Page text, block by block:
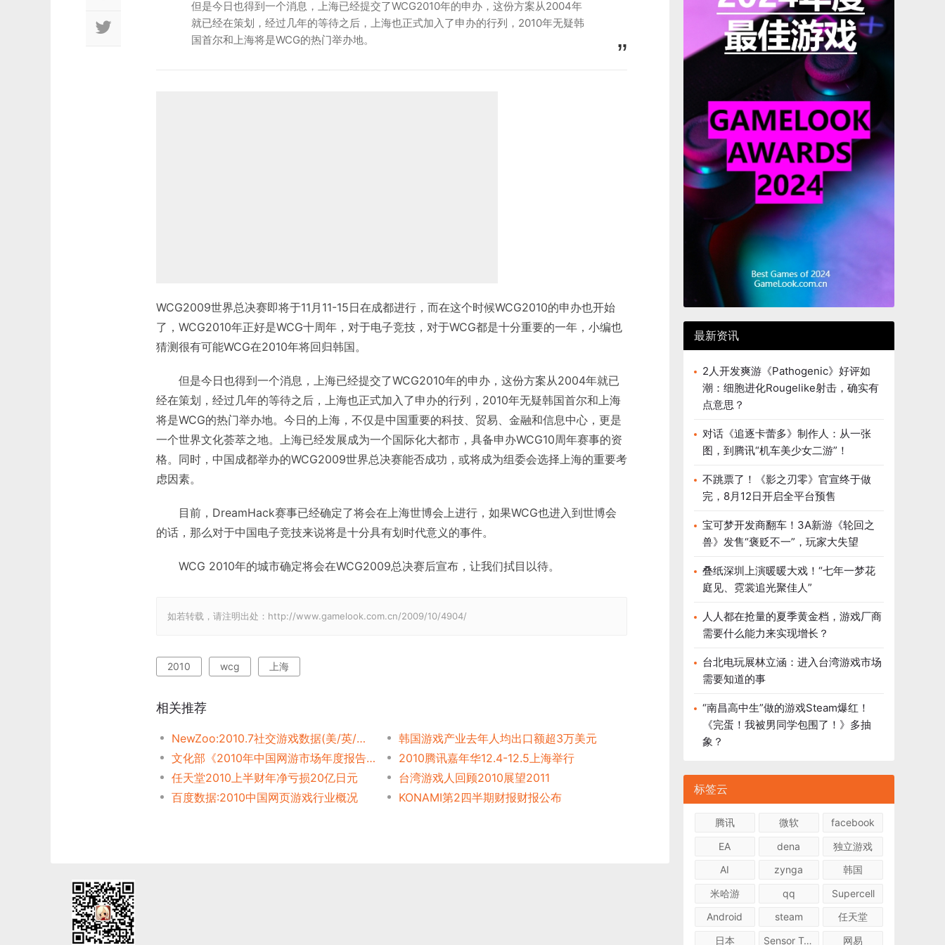
但是今日也得到一个消息，上海已经提交了WCG2010年的申办，这份方案从2004年
就已经在策划，经过几年的等待之后，上海也正式加入了申办的行列，2010年无疑韩
国首尔和上海将是WCG的热门举办地。
WCG2009世界总决赛即将于11月11-15日在成都进行，而在这个时候WCG2010的申办也开始
了，WCG2010年正好是WCG十周年，对于电子竞技，对于WCG都是十分重要的一年，小编也
猜测很有可能WCG在2010年将回归韩国。
但是今日也得到一个消息，上海已经提交了WCG2010年的申办，这份方案从2004年就已
经在策划，经过几年的等待之后，上海也正式加入了申办的行列，2010年无疑韩国首尔和上海
将是WCG的热门举办地。今日的上海，不仅是中国重要的科技、贸易、金融和信息中心，更是
一个世界文化荟萃之地。上海已经发展成为一个国际化大都市，具备申办WCG10周年赛事的资
格。同时，中国成都举办的WCG2009世界总决赛能否成功，或将成为组委会选择上海的重要考
虑因素。
目前，DreamHack赛事已经确定了将会在上海世博会上进行，如果WCG也进入到世博会
的话，那么对于中国电子竞技来说将是十分具有划时代意义的事件。
WCG 2010年的城市确定将会在WCG2009总决赛后宣布，让我们拭目以待。
如若转载，请注明出处：http://www.gamelook.com.cn/2009/10/4904/
2010 wcg 上海
相关推荐
NewZoo:2010.7社交游戏数据(美/英/法/德/比/荷)
韩国游戏产业去年人均出口额超3万美元
文化部《2010年中国网游市场年度报告》
2010腾讯嘉年华12.4-12.5上海举行
任天堂2010上半财年净亏损20亿日元
台湾游戏人回顾2010展望2011
百度数据:2010中国网页游戏行业概况
KONAMI第2四半期财报财报公布
最新资讯
2人开发爽游《Pathogenic》好评如
潮：细胞进化Rougelike射击，确实有
点意思？
对话《追逐卡蕾多》制作人：从一张
图，到腾讯“机车美少女二游”！
不跳票了！《影之刃零》官宣终于做
完，8月12日开启全平台预售
宝可梦开发商翻车！3A新游《轮回之
兽》发售“褒贬不一”，玩家大失望
叠纸深圳上演暖暖大戏！“七年一梦花
庭见、霓裳追光聚佳人”
人人都在抢量的夏季黄金档，游戏厂商
需要什么能力来实现增长？
台北电玩展林立涵：进入台湾游戏市场
需要知道的事
“南昌高中生”做的游戏Steam爆红！
《完蛋！我被男同学包围了！》多抽
象？
标签云
腾讯 微软
facebook
EA
dena
独立游戏
AI
zynga
韩国
米哈游
qq
Supercell
Android
steam
任天堂
日本
Sensor Tower 网易